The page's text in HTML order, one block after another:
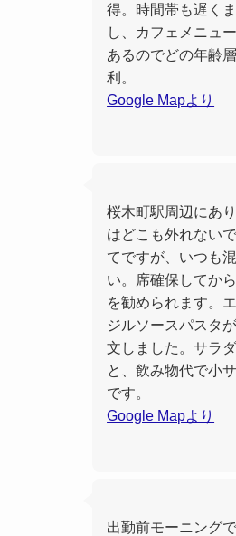
得。時間帯も遅く
し、カフェメニュ
あるのでどの年齢
利。
Google Mapより
桜木町駅周辺にあ
はどこも外れない
てですが、いつも
い。席確保してか
を勧められます。
ジルソースパスタ
文しました。サラ
と、飲み物代で小
です。
Google Mapより
出勤前モーニング